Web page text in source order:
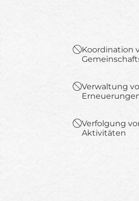
Koordination
Verwaltung
Verfolgung
Aktivitäten